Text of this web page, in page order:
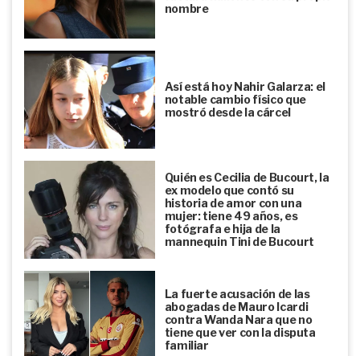
nombre
Así está hoy Nahir Galarza: el
notable cambio físico que
mostró desde la cárcel
Quién es Cecilia de Bucourt, la
ex modelo que contó su
historia de amor con una
mujer: tiene 49 años, es
fotógrafa e hija de la
mannequin Tini de Bucourt
La fuerte acusación de las
abogadas de Mauro Icardi
contra Wanda Nara que no
tiene que ver con la disputa
familiar